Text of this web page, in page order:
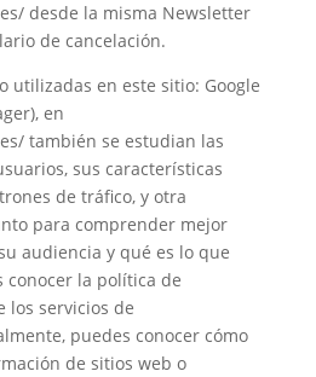
desde la misma Newsletter
de cancelación.
utilizadas en este sitio: Google
en
también se estudian las
sus características
de tráfico, y otra
para comprender mejor
audiencia y qué es lo que
conocer la política de
los servicios de
puedes conocer cómo
de sitios web o